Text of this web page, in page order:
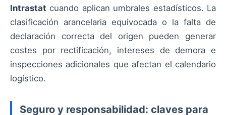
Intrastat cuando aplican umbrales estadísticos. La
clasificación arancelaria equivocada o la falta de
declaración correcta del origen pueden generar
costes por rectificación, intereses de demora e
inspecciones adicionales que afectan el calendario
logístico.
Seguro y responsabilidad: claves para